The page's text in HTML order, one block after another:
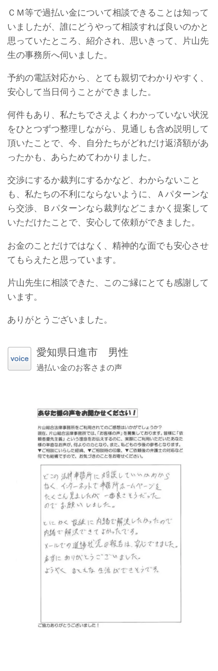
ＣＭ等で過払い金について相談できることは知って
いましたが、誰にどうやって相談すれば良いのかと
思っていたところ、紹介され、思いきって、片山先
生の事務所へ伺いました。
予約の電話対応から、とても親切でわかりやすく、
安心して当日伺うことができました。
何件もあり、私たちでさえよくわかっていない状況
をひとつずつ整理しながら、見通しも含め説明して
頂いたことで、今、自分たちがどれだけ返済額があ
ったかも、あらためてわかりました。
交渉にするか裁判にするかなど、わからないこと
も、私たちの不利にならないように、Ａパターンな
ら交渉、Ｂパターンなら裁判などこまかく提案して
いただけたことで、安心して依頼ができました。
お金のことだけではなく、精神的な面でも安心させ
てもらえたと思っています。
片山先生に相談できた、このご縁にとても感謝して
います。
ありがとうございました。
愛知県日進市 男性
過払い金のお客さまの声